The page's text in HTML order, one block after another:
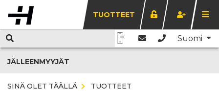
TUOTTEET
Suomi
JÄLLEENMYYJÄT
SINÄ OLET TÄÄLLÄ
TUOTTEET